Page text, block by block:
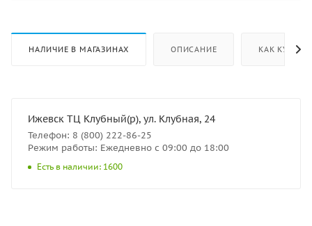
НАЛИЧИЕ В МАГАЗИНАХ ОПИСАНИЕ КАК КУПИТЬ
Ижевск ТЦ Клубный(р), ул. Клубная, 24
Телефон: 8 (800) 222-86-25
Режим работы: Ежедневно с 09:00 до 18:00
Есть в наличии: 1600